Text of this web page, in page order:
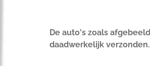
De auto's zoals
daadwerkelijk verzonden.